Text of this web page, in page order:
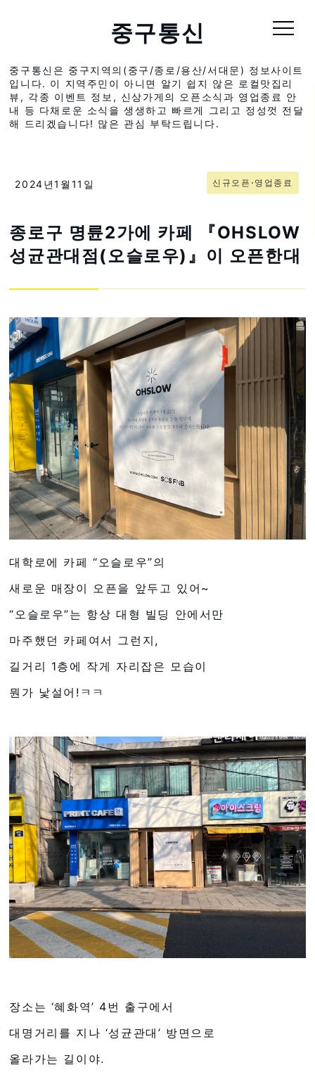
중구통신
중구통신은 중구지역의(중구/종로/용산/서대문) 정보사이트
입니다. 이 지역주민이 아니면 알기 쉽지 않은 로컬맛집리
뷰, 각종 이벤트 정보, 신상가게의 오픈소식과 영업종료 안
내 등 다채로운 소식을 생생하고 빠르게 그리고 정성껏 전달
해 드리겠습니다! 많은 관심 부탁드립니다.
2024년1월11일 신규오픈⋅영업종료
종로구 명륜2가에 카페 『OHSLOW
성균관대점(오슬로우)』이 오픈한대
대학로에 카페 “오슬로우”의
새로운 매장이 오픈을 앞두고 있어~
“오슬로우”는 항상 대형 빌딩 안에서만
마주했던 카페여서 그런지,
길거리 1층에 작게 자리잡은 모습이
뭔가 낯설어!ㅋㅋ
장소는 ‘혜화역’ 4번 출구에서
대명거리를 지나 ‘성균관대’ 방면으로
올라가는 길이야.